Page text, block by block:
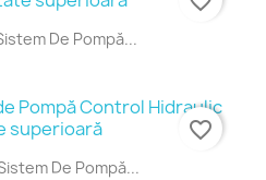
De Pompă...
De Pompă...
favorite_border